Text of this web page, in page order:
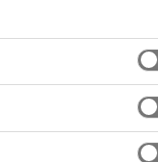
tager